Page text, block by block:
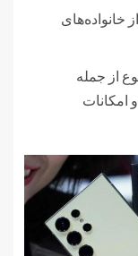
خانواده‌های
از جمله
عکاسی چندگانه، فیلم‌برداری با کیفیت 4K و امکانات